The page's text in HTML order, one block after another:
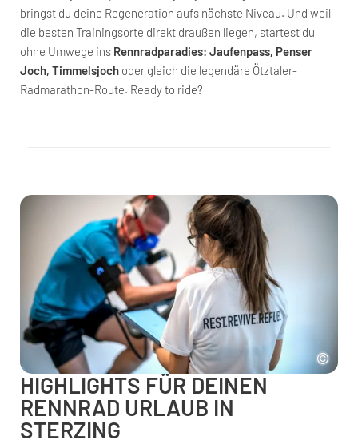
bringst du deine Regeneration aufs nächste Niveau. Und weil
die besten Trainingsorte direkt draußen liegen, startest du
ohne Umwege ins Rennradparadies: Jaufenpass, Penser
Joch, Timmelsjoch oder gleich die legendäre Ötztaler-
Radmarathon-Route. Ready to ride?
HIGHLIGHTS FÜR DEINEN
RENNRAD URLAUB IN
STERZING